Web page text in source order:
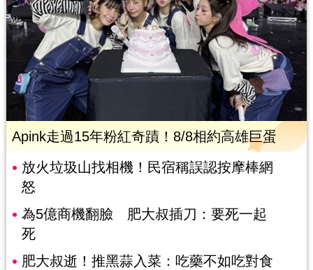
Apink走過15年粉紅奇蹟！8/8相約高雄巨蛋
放火垃圾山找相機！民宿稱誤認按摩棒網
怒
為5億商機翻臉 肥大叔插刀：要死一起
死
肥大叔逝！推黑蒜入菜：吃藥不如吃對食